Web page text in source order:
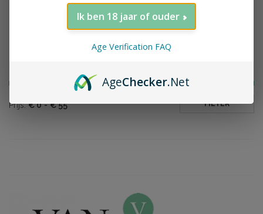
Prijs:€0 - €55 FILTER
Ik ben 18 jaar of ouder
Age Verification FAQ
AgeChecker.Net